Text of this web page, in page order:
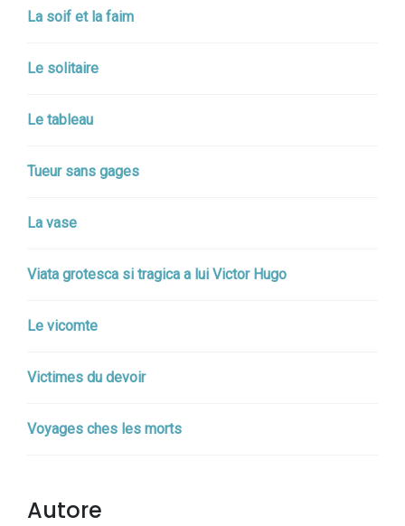
La soif et la faim
Le solitaire
Le tableau
Tueur sans gages
La vase
Viata grotesca si tragica a lui Victor Hugo
Le vicomte
Victimes du devoir
Voyages ches les morts
Autore